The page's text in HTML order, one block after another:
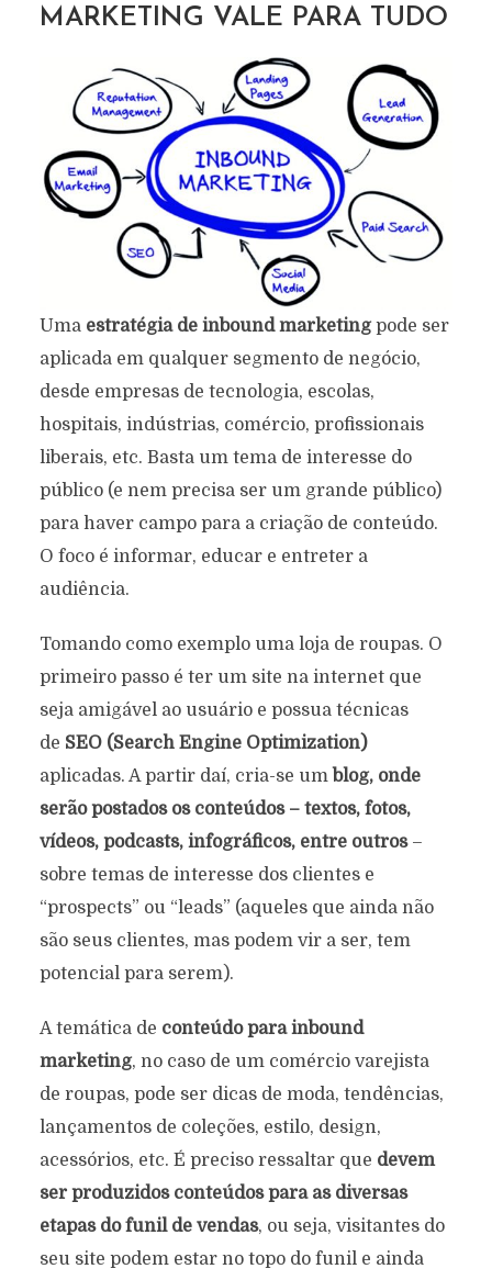
MARKETING VALE PARA TUDO
Uma estratégia de inbound marketingpode ser
aplicada em qualquer segmento de negócio,
desde empresas de tecnologia, escolas,
hospitais, indústrias, comércio, profissionais
liberais, etc. Basta um tema de interesse do
público (e nem precisa ser um grande público)
para haver campo para a criação de conteúdo.
O foco é informar, educar e entreter a
audiência.
Tomando como exemplo uma loja de roupas. O
primeiro passo é ter um site na internet que
seja amigável ao usuário e possua técnicas
de SEO (Search Engine Optimization)
aplicadas. A partir daí, cria-se um blog, onde
serão postados os conteúdos – textos, fotos,
vídeos, podcasts, infográficos, entre outros–
sobre temas de interesse dos clientes e
“prospects” ou “leads” (aqueles que ainda não
são seus clientes, mas podem vir a ser, tem
potencial para serem).
A temática de conteúdo para inbound
marketing, no caso de um comércio varejista
de roupas, pode ser dicas de moda, tendências,
lançamentos de coleções, estilo, design,
acessórios, etc. É preciso ressaltar que devem
ser produzidos conteúdos para as diversas
etapas do funil de vendas, ou seja, visitantes do
seu site podem estar no topo do funil e ainda